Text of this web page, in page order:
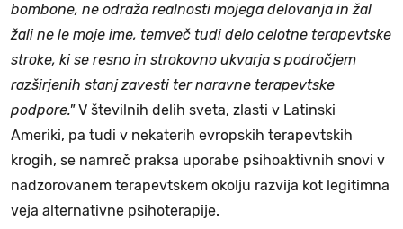
bombone, ne odraža realnosti mojega delovanja in žal
žali ne le moje ime, temveč tudi delo celotne terapevtske
stroke, ki se resno in strokovno ukvarja s področjem
razširjenih stanj zavesti ter naravne terapevtske
podpore."V številnih delih sveta, zlasti v Latinski
Ameriki, pa tudi v nekaterih evropskih terapevtskih
krogih, se namreč praksa uporabe psihoaktivnih snovi v
nadzorovanem terapevtskem okolju razvija kot legitimna
veja alternativne psihoterapije.